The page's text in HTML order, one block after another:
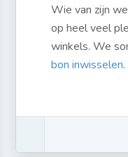
Wie van zijn
op heel veel
winkels. We
bon inwisselen.